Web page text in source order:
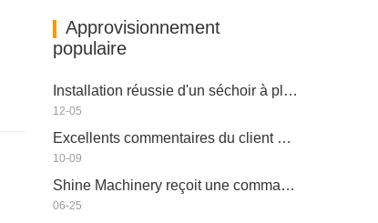
Approvisionnement
populaire
Installation réussie d'un séchoir à placage à rouleaux à 4 étages en Afrique du Sud
12-05
Excellents commentaires du client en zimbabwéen
10-09
Shine Machinery reçoit une commande entièrement automatisée en Roumanie
06-25